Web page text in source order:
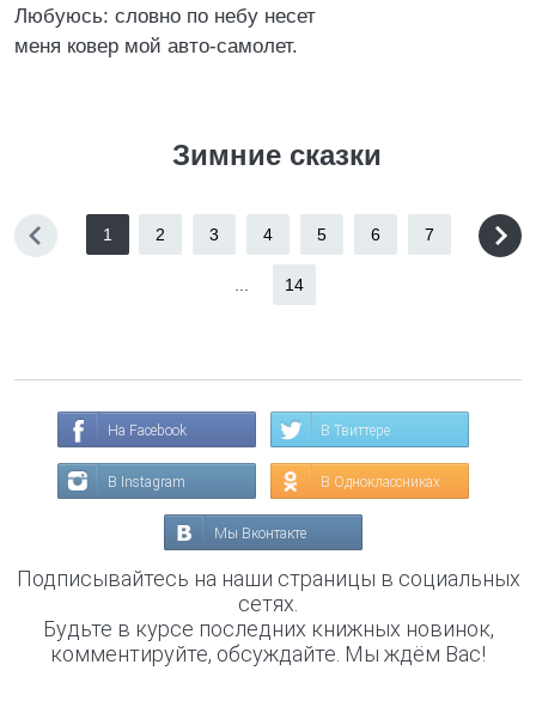
Любуюсь: словно по небу несет
меня ковер мой авто-самолет.
Зимние сказки
1 2 3 4 5 6 7
14
На Facebook В Твиттере
В Instagram В Одноклассниках
Мы Вконтакте
Подписывайтесь на наши страницы в социальных
сетях.
Будьте в курсе последних книжных новинок,
комментируйте, обсуждайте. Мы ждём Вас!